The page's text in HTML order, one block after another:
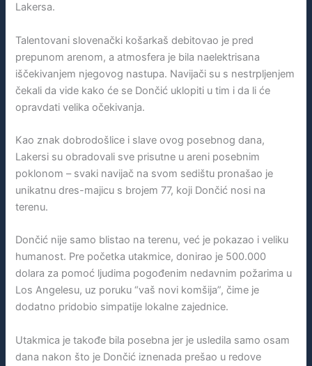
Lakersa.
Talentovani slovenački košarkaš debitovao je pred
prepunom arenom, a atmosfera je bila naelektrisana
iščekivanjem njegovog nastupa. Navijači su s nestrpljenjem
čekali da vide kako će se Dončić uklopiti u tim i da li će
opravdati velika očekivanja.
Kao znak dobrodošlice i slave ovog posebnog dana,
Lakersi su obradovali sve prisutne u areni posebnim
poklonom – svaki navijač na svom sedištu pronašao je
unikatnu dres-majicu s brojem 77, koji Dončić nosi na
terenu.
Dončić nije samo blistao na terenu, već je pokazao i veliku
humanost. Pre početka utakmice, donirao je 500.000
dolara za pomoć ljudima pogođenim nedavnim požarima u
Los Angelesu, uz poruku “vaš novi komšija”, čime je
dodatno pridobio simpatije lokalne zajednice.
Utakmica je takođe bila posebna jer je usledila samo osam
dana nakon što je Dončić iznenada prešao u redove